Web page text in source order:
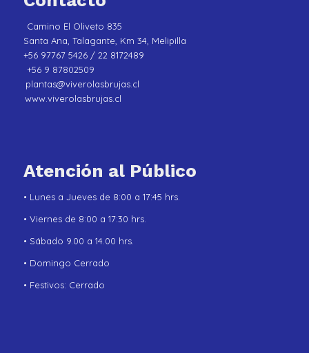
Camino El Oliveto 835
Santa Ana, Talagante, Km 34, Melipilla
+56 97767 5426 / 22 8172489
+56 9 87802509
plantas@viverolasbrujas.cl
www.viverolasbrujas.cl
Atención al Público
• Lunes a Jueves de 8:00 a 17:45 hrs.
• Viernes de 8:00 a 17:30 hrs.
• Sábado 9.00 a 14.00 hrs.
• Domingo Cerrado
• Festivos: Cerrado